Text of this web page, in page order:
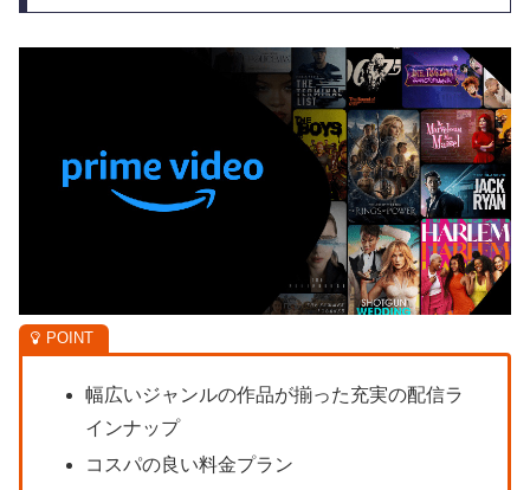
幅広いジャンルの作品が揃った充実の配信ラ
インナップ
コスパの良い料金プラン